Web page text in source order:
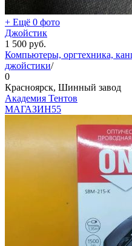
+ Ещё 0 фото
Джойстик
1 500 руб.
Компьютеры, оргтехника,
джойстики/
0
Красноярск, Шинный завод
Академия Тентов
МАГАЗИН55